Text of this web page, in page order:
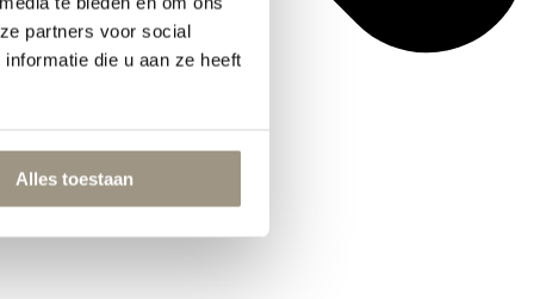
partners voor social
die u aan ze heeft
Alles toestaan